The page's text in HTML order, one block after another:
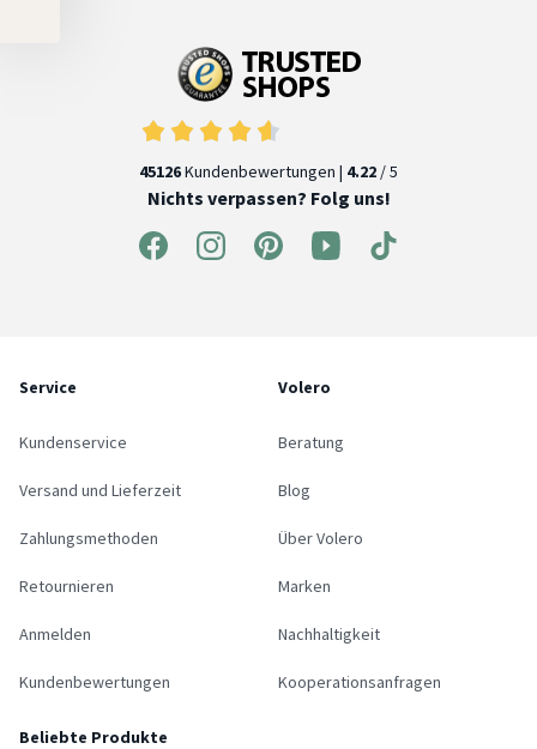
45126Kundenbewertungen | 4.22 / 5
Nichts verpassen? Folg uns!
Service
Kundenservice
Versand und Lieferzeit
Zahlungsmethoden
Retournieren
Anmelden
Kundenbewertungen
Volero
Beratung
Blog
Über Volero
Marken
Nachhaltigkeit
Kooperationsanfragen
Beliebte Produkte